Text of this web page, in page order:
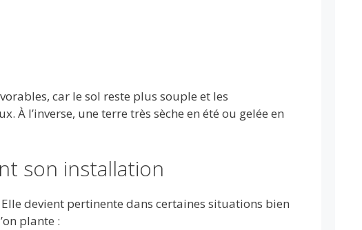
car le sol reste plus souple et les
l’inverse, une terre très sèche en été ou gelée en
son installation
devient pertinente dans certaines situations bien
plante :